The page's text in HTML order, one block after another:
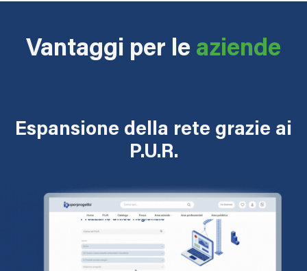
Vantaggi per le aziende
Espansione della rete grazie ai
P.U.R.